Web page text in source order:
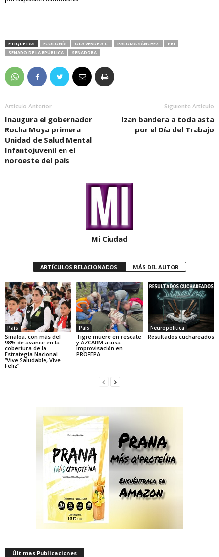
ETIQUETAS ECOLOGÍA OLA VERDE A.C. PALOMA SÁNCHEZ
PRI
SENADO DE LA RPÚBLICA
SENADORA
Artículo Anterior
Inaugura el gobernador
Rocha Moya primera
Unidad de Salud Mental
Infantojuvenil en el
noroeste del país
Siguiente Artículo
Izan bandera a toda asta
por el Día del Trabajo
Mi Ciudad
ARTÍCULOS RELACIONADOS MÁS DEL AUTOR
País
Sinaloa, con más del
98% de avance en la
cobertura de la
Estrategia Nacional
“Vive Saludable, Vive
Feliz”
País
Tigre muere en rescate
y AZCARM acusa
improvisación en
PROFEPA
Neuropolítica
Resultados cuchareados
Últimas Publicaciones